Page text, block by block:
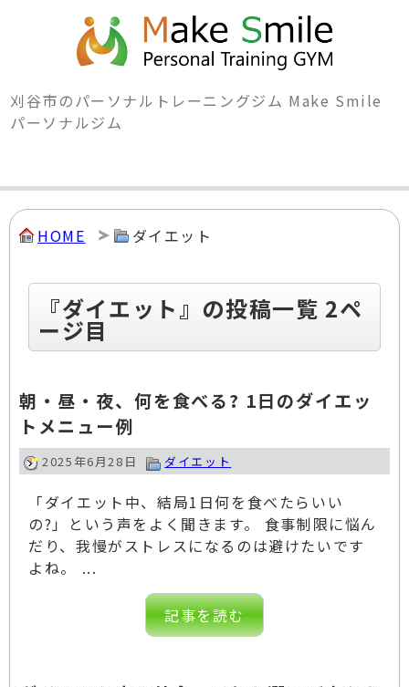
刈谷市のパーソナルトレーニングジム Make Smile
パーソナルジム
HOME ダイエット
『ダイエット』の投稿一覧 2ペ
ージ目
朝・昼・夜、何を食べる? 1日のダイエッ
トメニュー例
2025年6月28日 ダイエット
「ダイエット中、結局1日何を食べたらいい
の?」という声をよく聞きます。 食事制限に悩ん
だり、我慢がストレスになるのは避けたいです
よね。 ...
記事を読む